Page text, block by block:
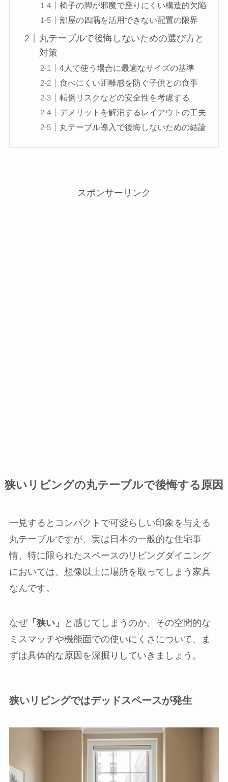
椅子の脚が邪魔で座りにくい構造的欠陥
部屋の四隅を活用できない配置の限界
丸テーブルで後悔しないための選び方と
対策
4人で使う場合に最適なサイズの基準
食べにくい距離感を防ぐ子供との食事
転倒リスクなどの安全性を考慮する
デメリットを解消するレイアウトの工夫
丸テーブル導入で後悔しないための結論
スポンサーリンク
狭いリビングの丸テーブルで後悔する原因
一見するとコンパクトで可愛らしい印象を与える
丸テーブルですが、実は日本の一般的な住宅事
情、特に限られたスペースのリビングダイニング
においては、想像以上に場所を取ってしまう家具
なんです。
なぜ「狭い」
と感じてしまうのか、その空間的な
ミスマッチや機能面での使いにくさについて、ま
ずは具体的な原因を深掘りしていきましょう。
狭いリビングではデッドスペースが発生